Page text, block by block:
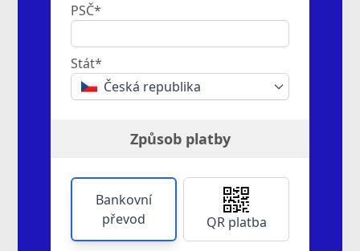
PSČ*
Stát*
Česká republika
Způsob platby
Bankovní
převod
QR platba